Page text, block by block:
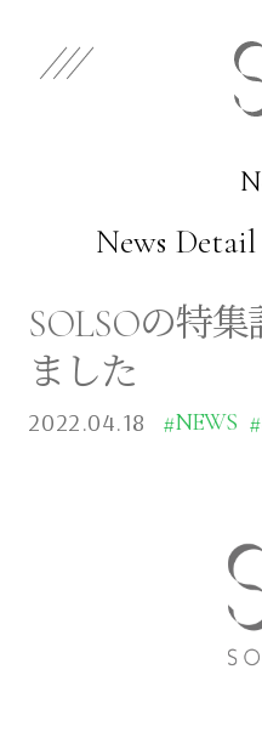
Select
Works
Store
News Detail
SOLSOの特
ました
2022.04.18 #NEWS